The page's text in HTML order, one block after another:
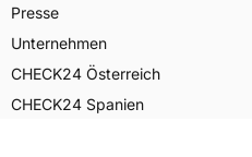
Presse
Unternehmen
CHECK24 Österreich
CHECK24 Spanien